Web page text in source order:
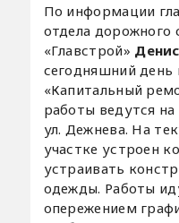
По информации
отдела дорожного
«Главстрой»
сегодняшний день
«Капитальный
работы ведутся
ул. Дежнева. На
участке устроен
устраивать
одежды. Работы
опережением